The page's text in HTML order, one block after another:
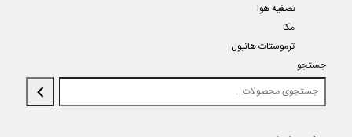
تصفیه هوا
مکا
ترموستات هانیول
جستجو